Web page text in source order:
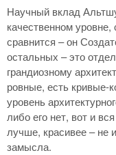
Научный вклад
качественном
сравнится – он
остальных – это
грандиозному
ровные, есть кривые-
уровень
либо его нет, вот и
лучше, красивее – не
замысла.